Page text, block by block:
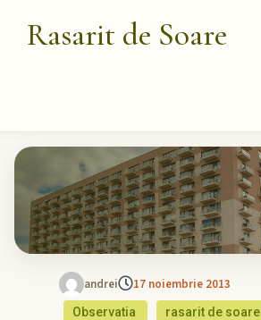
Rasarit de Soare
andrei 17 noiembrie 2013
Observatia rasarit de soare